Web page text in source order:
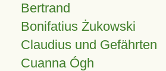
Bertrand
Bonifatius Żukowski
Claudius und Gefährten
Cuanna Ógh